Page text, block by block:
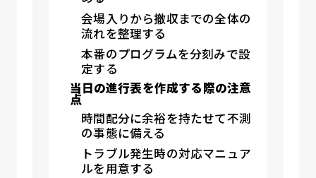
会場入りから撤収までの全体の
流れを整理する
本番のプログラムを分刻みで設
定する
当日の進行表を作成する際の注意
点
時間配分に余裕を持たせて不測
の事態に備える
トラブル発生時の対応マニュア
ルを用意する